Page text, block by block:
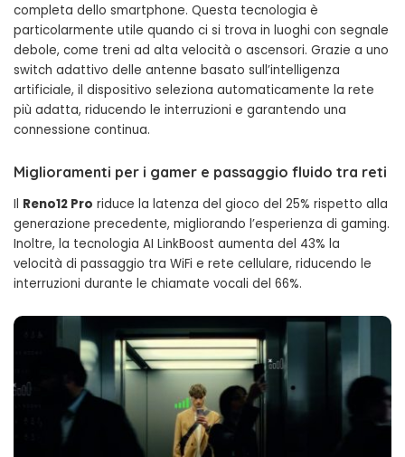
completa dello smartphone. Questa tecnologia è
particolarmente utile quando ci si trova in luoghi con segnale
debole, come treni ad alta velocità o ascensori. Grazie a uno
switch adattivo delle antenne basato sull’intelligenza
artificiale, il dispositivo seleziona automaticamente la rete
più adatta, riducendo le interruzioni e garantendo una
connessione continua.
Miglioramenti per i gamer e passaggio fluido tra reti
Il Reno12 Pro riduce la latenza del gioco del 25% rispetto alla
generazione precedente, migliorando l’esperienza di gaming.
Inoltre, la tecnologia AI LinkBoost aumenta del 43% la
velocità di passaggio tra WiFi e rete cellulare, riducendo le
interruzioni durante le chiamate vocali del 66%.